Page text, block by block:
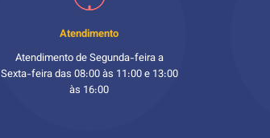
Atendimento
Atendimento de Segunda-feira a
Sexta-feira das 08:00 às 11:00 e 13:00
às 16:00